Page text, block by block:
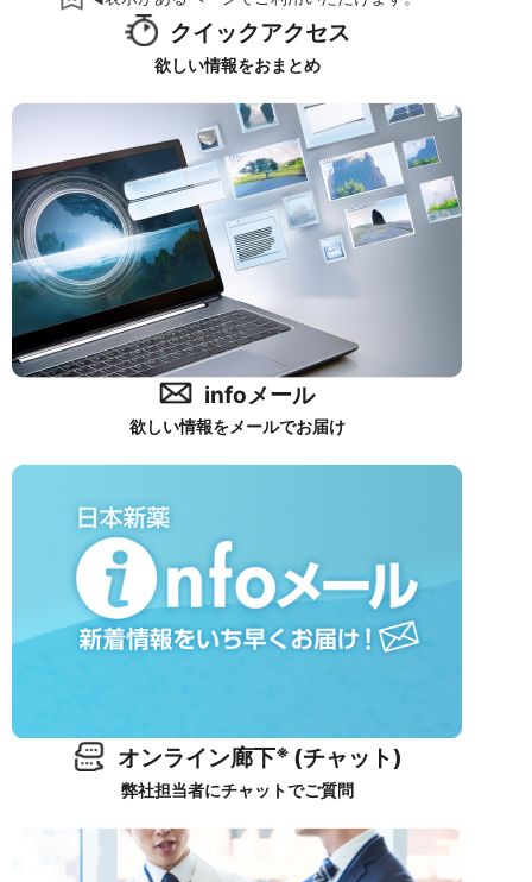
クイックアクセス
欲しい情報をおまとめ
infoメール
欲しい情報をメールでお届け
オンライン廊下※ (チャット)
弊社担当者にチャットでご質問